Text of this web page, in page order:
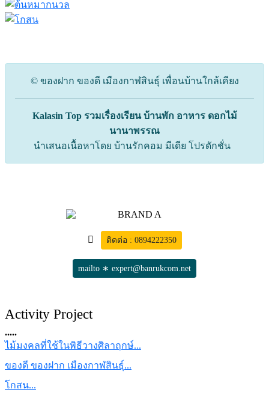
© ของฝาก ของดี เมืองกาฬสินธุ์ เพื่อนบ้านใกล้เคียง
Kalasin Top รวมเรื่องเรียน บ้านพัก อาหาร ดอกไม้
นานาพรรณ
นำเสนอเนื้อหาโดย บ้านรักคอม มีเดีย โปรดักชั่น
ติดต่อ : 0894222350
mailto ∗ expert@banrukcom.net
Activity Project
.....
ไม้มงคลที่ใช้ในพิธีวางศิลาฤกษ์...
ของดี ของฝาก เมืองกาฬสินธุ์...
โกสน...